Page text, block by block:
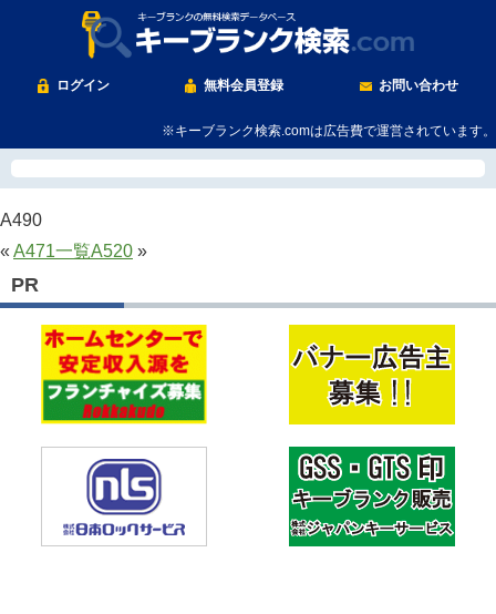
ログイン 無料会員登録 お問い合わせ
※キーブランク検索.comは広告費で運営されています。
A490
« A471一覧A520 »
PR